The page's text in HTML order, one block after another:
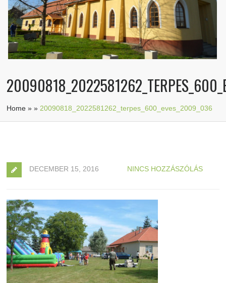
Home »» 20090818_2022581262_terpes_600_eves_2009_036
DECEMBER 15, 2016 NINCS HOZZÁSZÓLÁS